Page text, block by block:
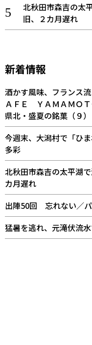
北秋田市森吉の太
旧、２カ月遅れ
新着情報
酒かす風味、フラン
ＡＦＥ ＹＡＭＡＭＯ
県北・盛夏の銘菓（９）
今週末、大潟村で「ひ
多彩
北秋田市森吉の太平湖
カ月遅れ
出陣50回 忘れない／
猛暑を逃れ、元滝伏流